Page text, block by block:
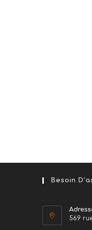
Besoin
569